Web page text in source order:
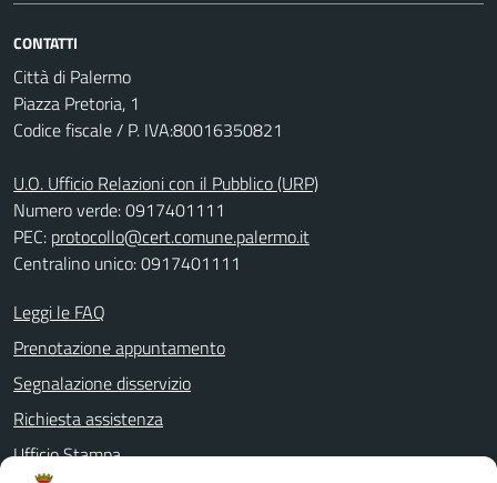
CONTATTI
Città di Palermo
Piazza Pretoria, 1
Codice fiscale / P. IVA:80016350821
U.O. Ufficio Relazioni con il Pubblico (URP)
Numero verde: 0917401111
PEC: protocollo@cert.comune.palermo.it
Centralino unico: 0917401111
Leggi le FAQ
Prenotazione appuntamento
Segnalazione disservizio
Richiesta assistenza
Ufficio Stampa